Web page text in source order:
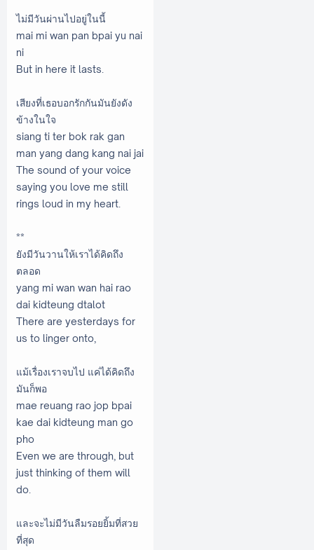
ไม่มีวันผ่านไปอยู่ในนี้
mai mi wan pan bpai yu nai
ni
But in here it lasts.
เสียงที่เธอบอกรักกันมันยังดัง
ข้างในใจ
siang ti ter bok rak gan
man yang dang kang nai jai
The sound of your voice
saying you love me still
rings loud in my heart.
**
ยังมีวันวานให้เราได้คิดถึง
ตลอด
yang mi wan wan hai rao
dai kidteung dtalot
There are yesterdays for
us to linger onto,
แม้เรื่องเราจบไป แค่ได้คิดถึง
มันก็พอ
mae reuang rao jop bpai
kae dai kidteung man go
pho
Even we are through, but
just thinking of them will
do.
และจะไม่มีวันลืมรอยยิ้มที่สวย
ที่สุด